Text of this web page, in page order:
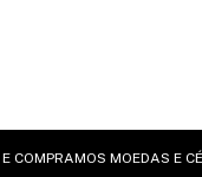
COMPRAMOS MOEDAS E